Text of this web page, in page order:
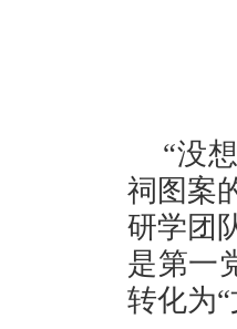
“没
祠图案
研学团
是第一
转化为